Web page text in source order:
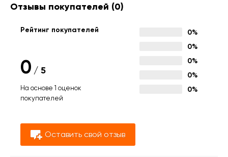
Отзывы покупателей (0)
Рейтинг покупателей
0 / 5
На основе 1 оценок
покупателей
0%
0%
0%
0%
0%
Оставить свой отзыв